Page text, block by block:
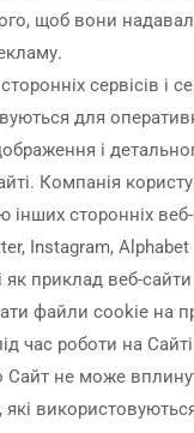
щоб вони
сервісів і
для
і
Компанія
інших сторонніх
Instagram, Alphabet
як приклад веб-
файли cookie на
час роботи на
Сайт не може